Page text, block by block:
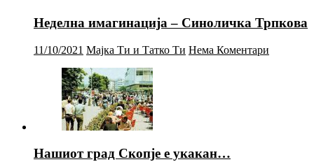
Неделна имагинација – Синоличка Трпкова
11/10/2021 Мајка Ти и Татко Ти Нема Коментари
Нашиот град Скопје е укакан…